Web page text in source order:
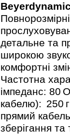
детальне та
широкою
комфортні
Частотна
імпеданс: 80
кабелю): 250
прямий
зберігання